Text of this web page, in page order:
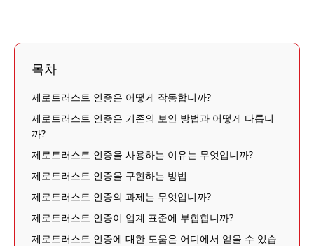
목차
제로트러스트 인증은 어떻게 작동합니까?
제로트러스트 인증은 기존의 보안 방법과 어떻게 다릅니
까?
제로트러스트 인증을 사용하는 이유는 무엇입니까?
제로트러스트 인증을 구현하는 방법
제로트러스트 인증의 과제는 무엇입니까?
제로트러스트 인증이 업계 표준에 부합합니까?
제로트러스트 인증에 대한 도움은 어디에서 얻을 수 있습